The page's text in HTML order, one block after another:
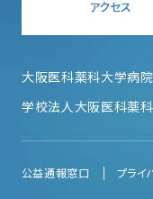
アクセス
大阪医科薬科大学病院
学校法人大阪医科薬
公益通報窓口 プライ